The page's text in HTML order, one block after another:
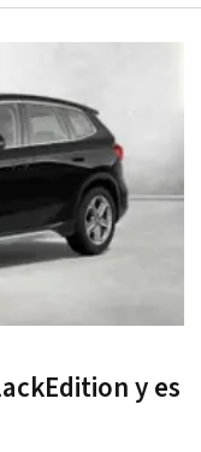
y es